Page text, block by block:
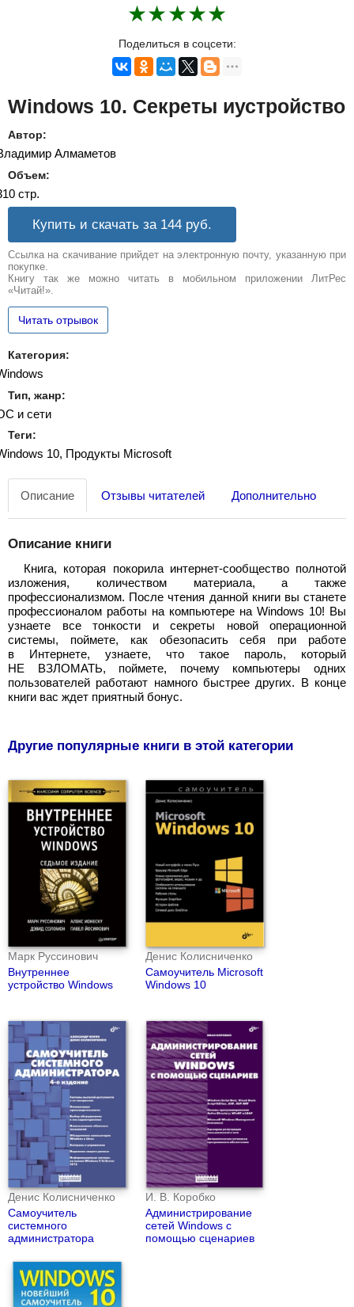
★
★
★
★
★
Поделиться в соцсети:
Windows 10. Секреты иустройство
Автор:
Алмаметов
Объем:
стр.
Купить и скачать за 144 руб.
Ссылка на скачивание прийдет на электронную почту, указанную при
покупке.
Книгу так же можно читать в мобильном приложении ЛитРес
«Читай!».
Читать отрывок
Категория:
Тип, жанр:
и сети
Теги:
10, Продукты Microsoft
Описание Отзывы читателей Дополнительно
Описание книги
Книга, которая покорила интернет-сообщество полнотой
изложения, количеством материала, а также
профессионализмом. После чтения данной книги вы станете
профессионалом работы на компьютере на Windows 10! Вы
узнаете все тонкости и секреты новой операционной
системы, поймете, как обезопасить себя при работе
в Интернете, узнаете, что такое пароль, который
НЕ ВЗЛОМАТЬ, поймете, почему компьютеры одних
пользователей работают намного быстрее других. В конце
книги вас ждет приятный бонус.
Другие популярные книги в этой категории
Марк Руссинович
Внутреннее
устройство Windows
Денис Колисниченко
Самоучитель Microsoft
Windows 10
Денис Колисниченко
Самоучитель
системного
администратора
И. В. Коробко
Администрирование
сетей Windows с
помощью сценариев